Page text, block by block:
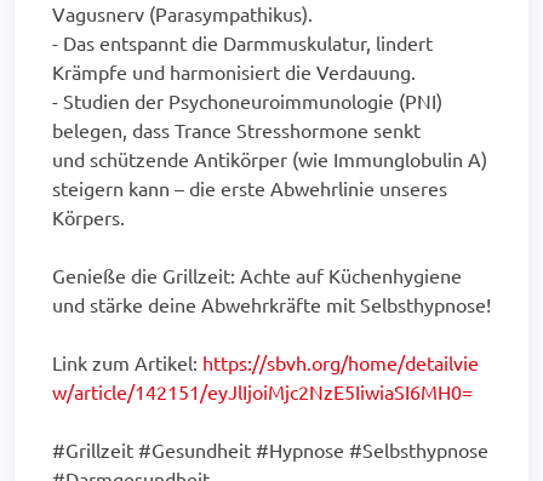
Vagusnerv (Parasympathikus).
- Das entspannt die Darmmuskulatur, lindert
Krämpfe und harmonisiert die Verdauung.
- Studien der Psychoneuroimmunologie (PNI)
belegen, dass Trance Stresshormone senkt
und schützende Antikörper (wie Immunglobulin A)
steigern kann – die erste Abwehrlinie unseres
Körpers.
Genieße die Grillzeit: Achte auf Küchenhygiene
und stärke deine Abwehrkräfte mit Selbsthypnose!
Link zum Artikel: https://sbvh.org/home/detailvie
w/article/142151/eyJlIjoiMjc2NzE5IiwiaSI6MH0=
#Grillzeit #Gesundheit #Hypnose #Selbsthypnose